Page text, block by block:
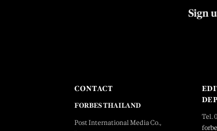
Sign
CONTACT
FORBES THAILAND
Post International Media Co.,
Tel.